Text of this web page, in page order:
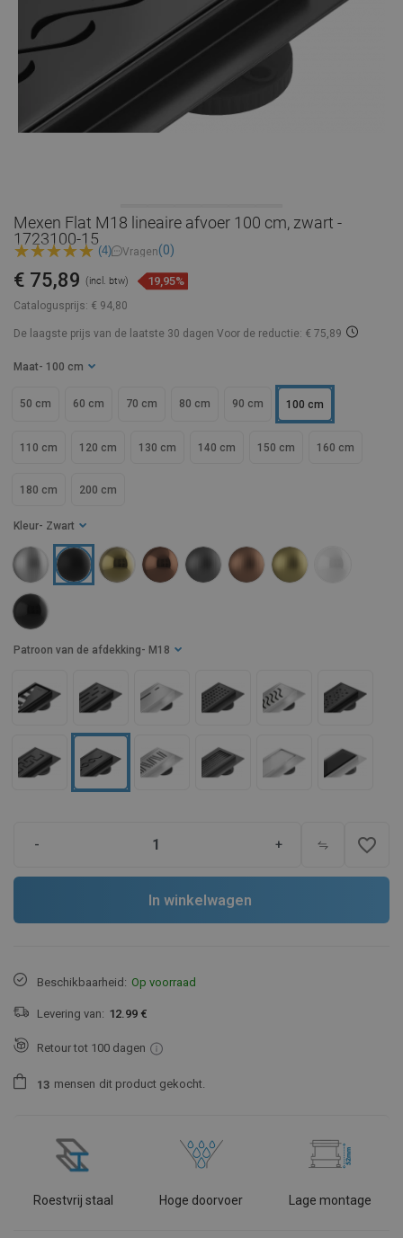
Mexen Flat M18 lineaire afvoer 100 cm, zwart -
1723100-15
(4) Vragen(0)
Catalogusprijs: € 94,80
€ 75,89 (incl. btw) 19,95%
De laagste prijs van de laatste 30 dagen Voor de reductie: € 75,89
Maat - 100 cm
50 cm 60 cm 70 cm 80 cm 90 cm 100 cm
110 cm 120 cm 130 cm 140 cm 150 cm 160 cm
180 cm 200 cm
Kleur - Zwart
Patroon van de afdekking - M18
- + favorite_border
In winkelwagen
Beschikbaarheid: Op voorraad
Levering van: 12.99 €
Retour tot 100 dagen
1 3 mensen dit product gekocht.
Roestvrij staal Hoge doorvoer Lage montage